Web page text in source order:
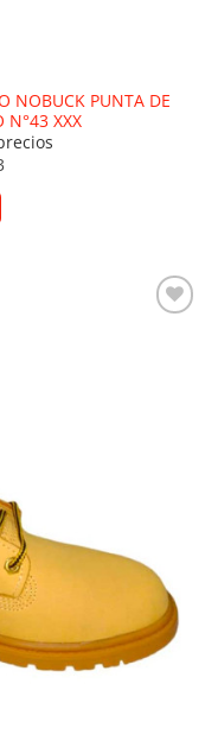
NOBUCK PUNTA DE
N°43 XXX